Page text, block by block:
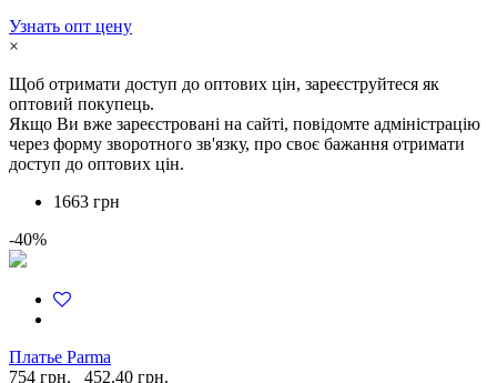
Узнать опт цену
×
Щоб отримати доступ до оптових цін, зареєструйтеся як
оптовий покупець.
Якщо Ви вже зареєстровані на сайті, повідомте адміністрацію
через форму зворотного зв'язку, про своє бажання отримати
доступ до оптових цін.
1663 грн
-40%
Платье Parma
754 грн.
452.40 грн.